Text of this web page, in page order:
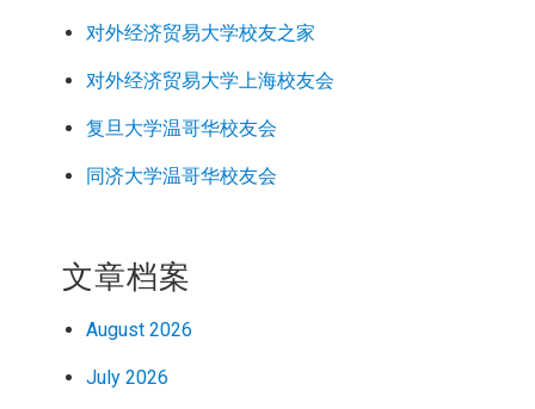
对外经济贸易大学校友之家
对外经济贸易大学上海校友会
复旦大学温哥华校友会
同济大学温哥华校友会
文章档案
August 2026
July 2026